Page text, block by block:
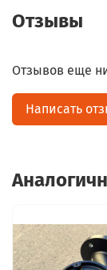
Отзывы
Отзывов еще
Написать